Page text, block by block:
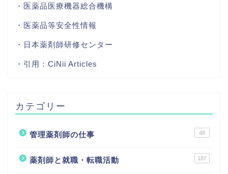
・医薬品医療機器総合機構
・医薬品等安全性情報
・日本薬剤師研修センター
・引用： CiNii Articles
カテゴリー
管理薬剤師の仕事 48
薬剤師と就職・転職活動 187